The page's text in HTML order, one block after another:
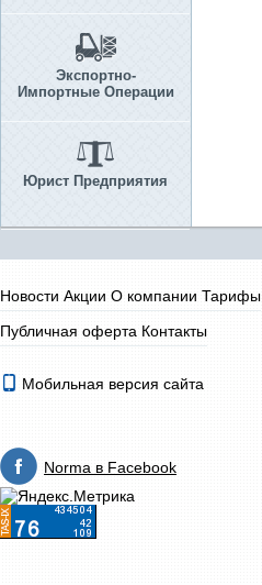
Экспортно-
Импортные Операции
Юрист Предприятия
Новости Акции О компании Тарифы
Публичная оферта Контакты
Мобильная версия сайта
Norma в Facebook